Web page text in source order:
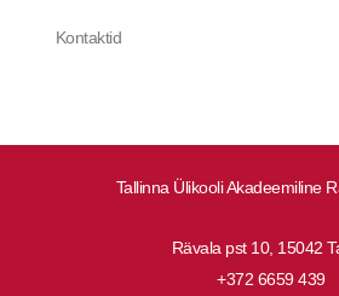
Tallinna Ülikooli Akadeemiline
Rävala pst 10, 15042
+372 6659 439
Kontaktid